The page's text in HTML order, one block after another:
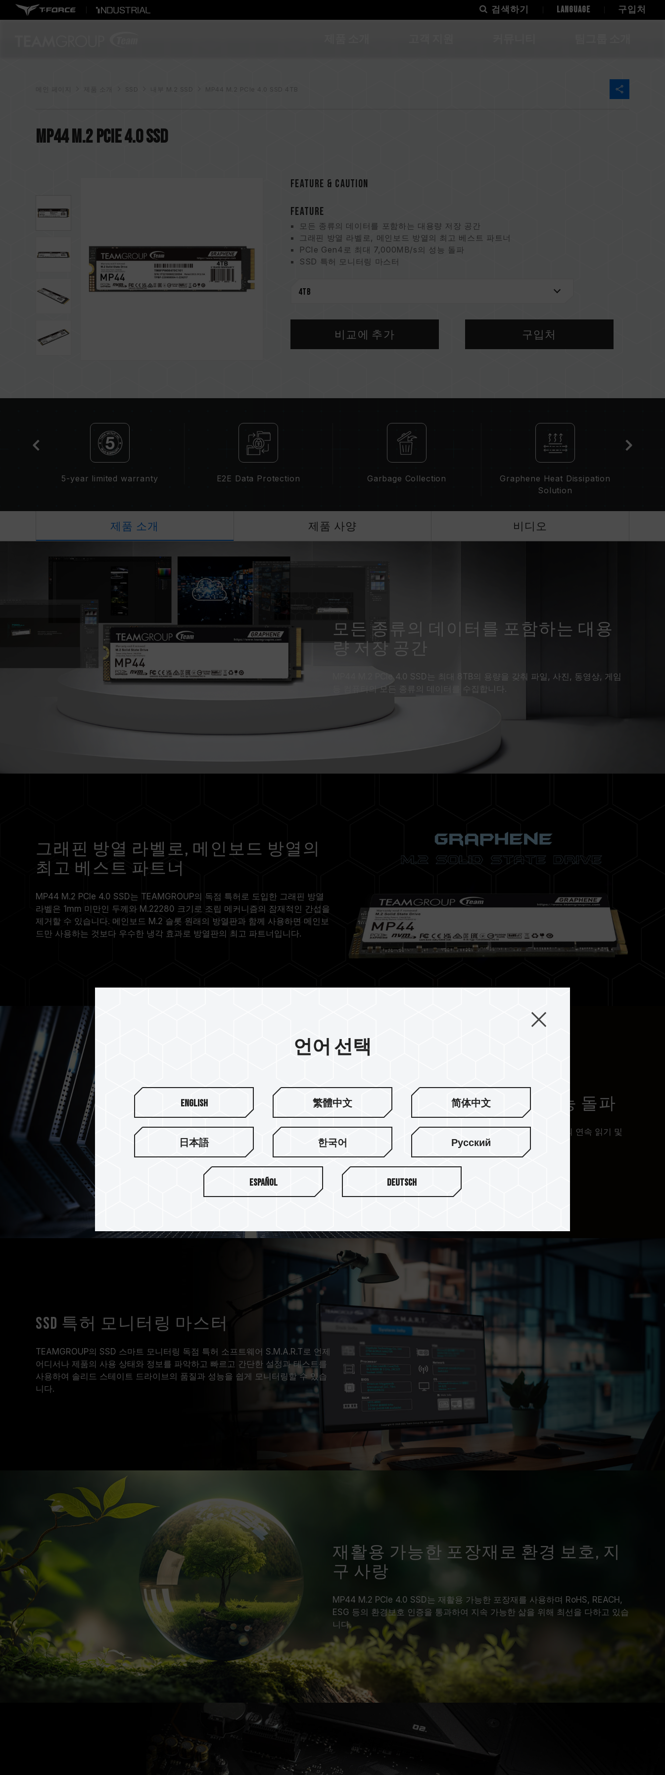
검색하기 LANGUAGE 구입처
제품 소개 SSD 내부 M.2 SSD MP44 M.2 PCIe 4.0 SSD 4TB
MP44 M.2 PCIe 4.0 SSD
FEATURE & CAUTION
FEATURE
모든 종류의 데이터를 포함하는 대용량 저장 공간
그래핀 방열 라벨로, 메인보드 방열의 최고 베스트 파트너
PCIe Gen4로 최대 7,000MB/s의 성능 돌파
SSD 특허 모니터링 마스터
그래핀 방열판 라벨 특허
중국 실용 특허 (번호: CN 217135922 U)
S.M.A.R.T. 특허 소프트웨어
비교에 추가 구입처
5-year limited warranty E2E Data Protection Garbage Collection
Graphene Heat Dissipation
Solution
제품 소개 제품 사양 비디오
모든 종류의 데이터를 포함하는 대용
량 저장 공간
MP44 M.2 PCIe 4.0 SSD는 최대 8TB의 용량을 갖춰 파일, 사진, 동영상, 게임
등 컴퓨터의 모든 종류의 데이터를 수집합니다.
그래핀 방열 라벨로, 메인보드 방열의
최고 베스트 파트너
MP44 M.2 PCIe 4.0 SSD는 TEAMGROUP의 독점 특허로 도입한 그래핀 방열
라벨은 1mm 미만인 두께와 M.22280 크기로 조립 메커니즘의 잠재적인 간섭을
제거할 수 있습니다. 메인보드 M.2 슬롯 원래의 방열판과 함께 사용하면 메인보
드만 사용하는 것보다 우수한 냉각 효과로 방열판의 최고 파트너입니다.
PCIe Gen4로 최대 7,000MB/s의 성능 돌파
PCIe Gen4x4 인터페이스로 최대 7,000 MB/s 및 6,000 MB/s의 연속 읽기 및
쓰기 속도로 원활한 시스템 사용을 제공합니다.
SSD 특허 모니터링 마스터
TEAMGROUP의 SSD 스마트 모니터링 독점 특허 소프트웨어 S.M.A.R.T로 언제
어디서나 제품의 사용 상태와 정보를 파악하고 빠르고 간단한 설정과 테스트를
사용하여 솔리드 스테이트 드라이브의 품질과 성능을 쉽게 모니터링할 수 있습
니다.
재활용 가능한 포장재로 환경 보호, 지
구 사랑
MP44 M.2 PCIe 4.0 SSD는 재활용 가능한 포장재를 사용하며 RoHS, REACH,
ESG 등의 환경보호 인증을 통과하여 지속 가능한 삶을 위해 최선을 다하고 있습
니다.
언어 선택
English 繁體中文 简体中文
日本語 한국어 Русский
Español Deutsch